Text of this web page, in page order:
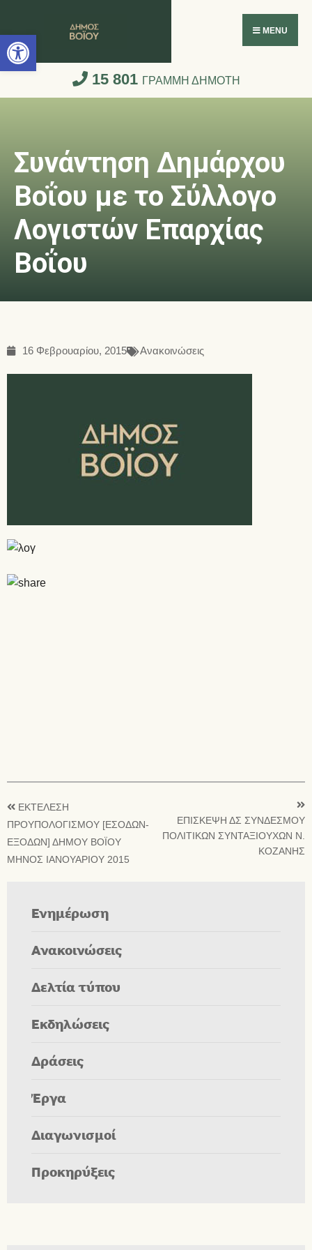
Ανοίξτε τη γραμμή εργαλείων
MENU
15 801 ΓΡΑΜΜΗ ΔΗΜΟΤΗ
Συνάντηση Δημάρχου
Βοΐου με το Σύλλογο
Λογιστών Επαρχίας
Βοΐου
16 Φεβρουαρίου, 2015 Ανακοινώσεις
ΕΚΤΕΛΕΣΗ
ΠΡΟΥΠΟΛΟΓΙΣΜΟΥ [ΕΣΟΔΩΝ-
ΕΞΟΔΩΝ] ΔΗΜΟΥ ΒΟΪΟΥ
ΜΗΝΟΣ ΙΑΝΟΥΑΡΙΟΥ 2015
ΕΠΙΣΚΕΨΗ ΔΣ ΣΥΝΔΕΣΜΟΥ
ΠΟΛΙΤΙΚΩΝ ΣΥΝΤΑΞΙΟΥΧΩΝ Ν.
ΚΟΖΑΝΗΣ
Ενημέρωση
Ανακοινώσεις
Δελτία τύπου
Εκδηλώσεις
Δράσεις
Έργα
Διαγωνισμοί
Προκηρύξεις